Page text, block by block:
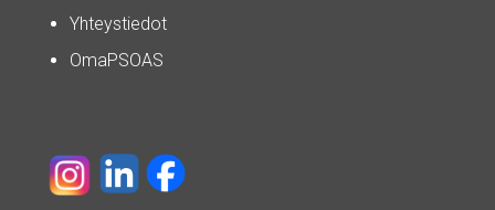
Yhteystiedot
OmaPSOAS